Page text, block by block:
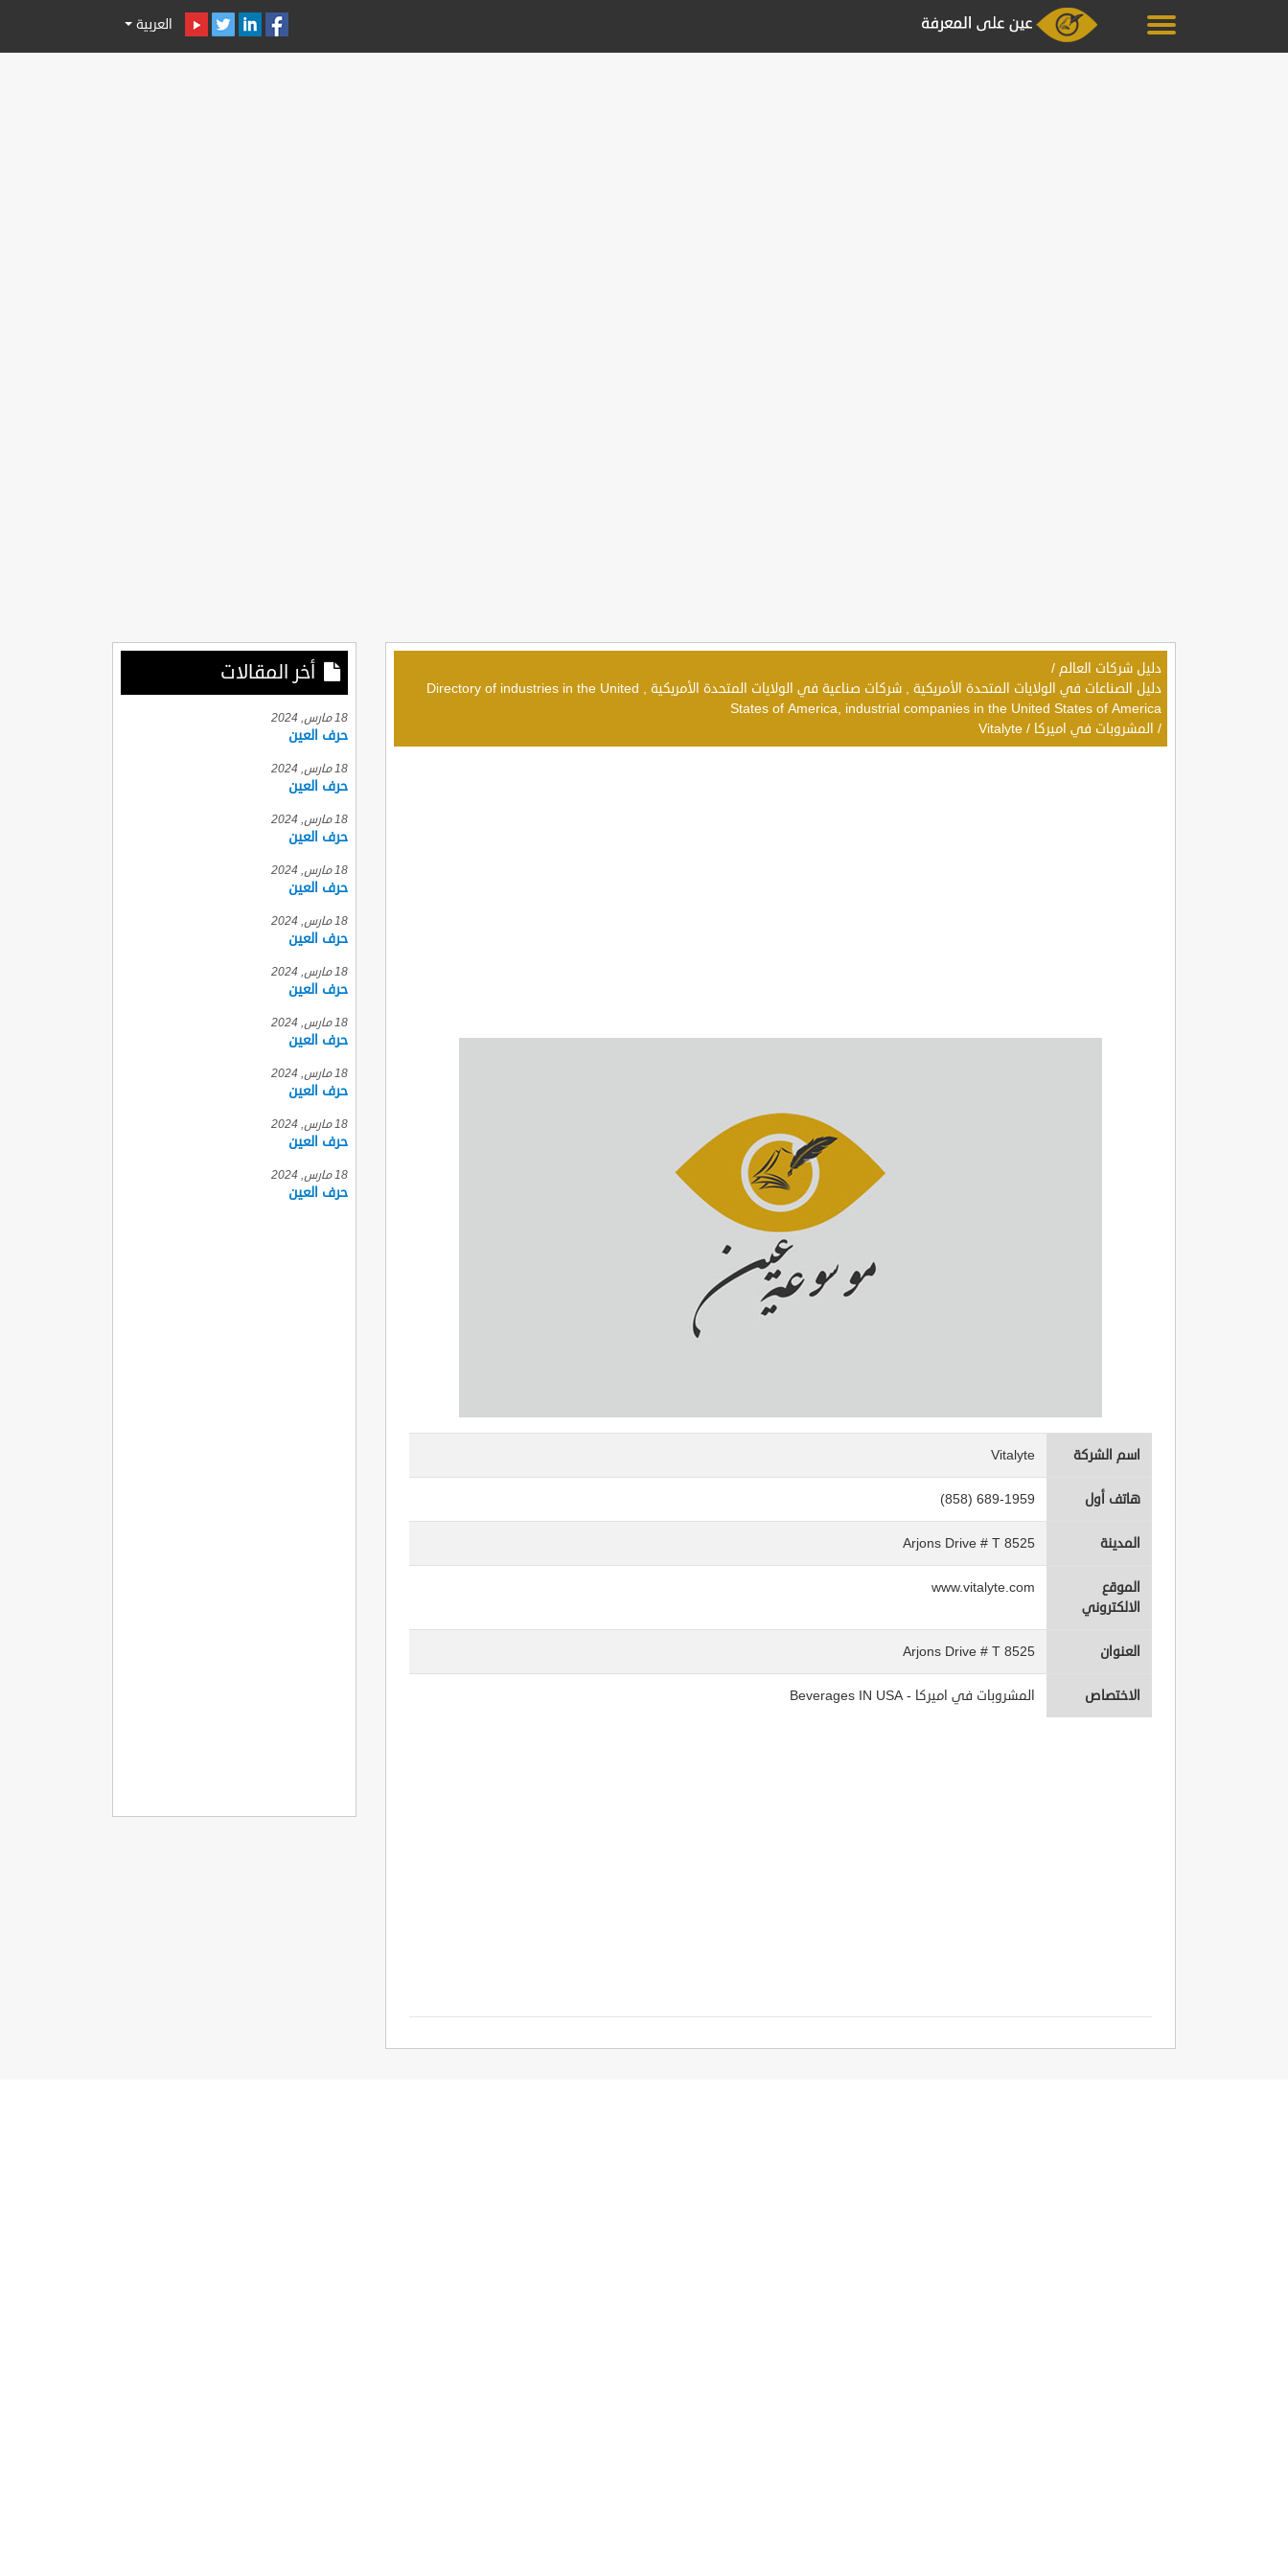
العربية
دليل شركات العالم /
دليل الصناعات في الولايات المتحدة الأمريكية , شركات صناعية في الولايات المتحدة الأمريكية , Directory of industries in the United
States of America, industrial companies in the United States of America
/ المشروبات في اميركا /
Vitalyte
اسم الشركة Vitalyte
هاتف أول (858) 689-1959
المدينة 8525 Arjons Drive # T
الموقع
الالكتروني
www.vitalyte.com
العنوان 8525 Arjons Drive # T
الاختصاص المشروبات في اميركا - Beverages IN USA
أخر المقالات
18 مارس, 2024
حرف العين
18 مارس, 2024
حرف العين
18 مارس, 2024
حرف العين
18 مارس, 2024
حرف العين
18 مارس, 2024
حرف العين
18 مارس, 2024
حرف العين
18 مارس, 2024
حرف العين
18 مارس, 2024
حرف العين
18 مارس, 2024
حرف العين
18 مارس, 2024
حرف العين